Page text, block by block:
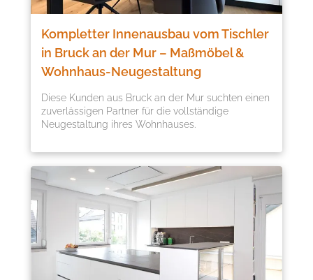
Kompletter Innenausbau vom Tischler
in Bruck an der Mur – Maßmöbel &
Wohnhaus-Neugestaltung
Diese Kunden aus Bruck an der Mur suchten einen
zuverlässigen Partner für die vollständige
Neugestaltung ihres Wohnhauses.